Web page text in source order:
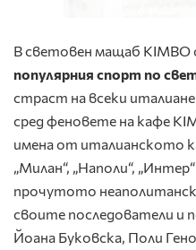
В световен мащаб KIMBO
популярния спорт по
страст на всеки
сред феновете на кафе
имена от италианското
„Милан“, „Наполи“,
прочутото
своите последователи и
Йоана Буковска, Поли